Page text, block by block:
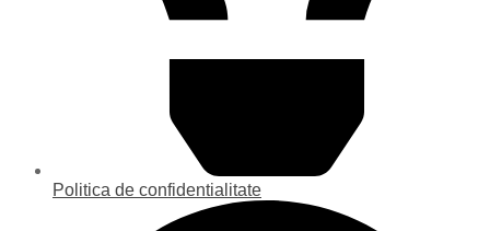
Politica de confidentialitate